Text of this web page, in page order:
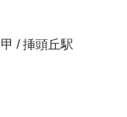
/ 挿頭丘駅